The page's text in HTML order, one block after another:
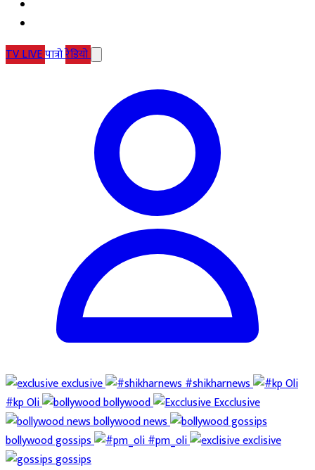
TVLIVEपात्रोरेडियो
exclusive
#shikharnews
#kp Oli
bollywood
Excclusive
bollywood news
bollywood gossips
#pm_oli
exclisive
gossips